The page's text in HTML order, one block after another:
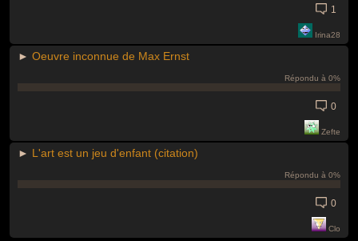
1
Irina28
► Oeuvre inconnue de Max Ernst
Répondu à 0%
0
Zefte
► L'art est un jeu d'enfant (citation)
Répondu à 0%
0
Clo